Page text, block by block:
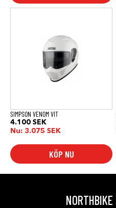
SIMPSON VENOM VIT
4.100 SEK
Nu: 3.075 SEK
KÖP NU
varianter.
alternativen
produktsidan